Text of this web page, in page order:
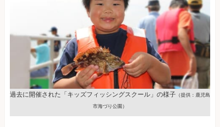
過去に開催された「キッズフィッシングスクール」の様子 （提供：鹿児島
市海づり公園）